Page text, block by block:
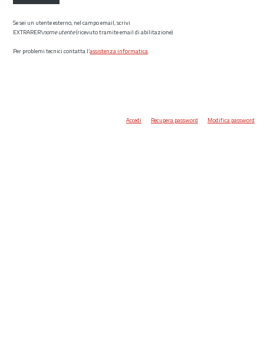
Se sei un utente esterno, nel campo email, scrivi
EXTRARER\nome utente(ricevuto tramite email di abilitazione)
Per problemi tecnici contatta l’assistenza informatica.
Accedi Recupera password Modifica password